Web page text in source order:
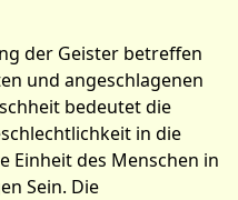
der Geister betreffen
und angeschlagenen
bedeutet die
in die
Einheit des Menschen in
Sein. Die